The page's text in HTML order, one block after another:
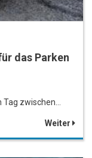
das Parken
zwischen…
Weiter